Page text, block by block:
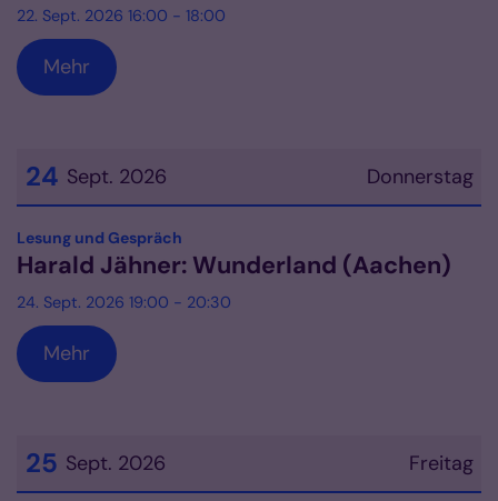
22. Sept. 2026 16:00 - 18:00
Mehr
Donnerstag
24 Sept. 2026
Datum: 24. September 2026
Lesung und Gespräch
Harald Jähner: Wunderland (Aachen)
24. Sept. 2026 19:00 - 20:30
Mehr
Freitag
25 Sept. 2026